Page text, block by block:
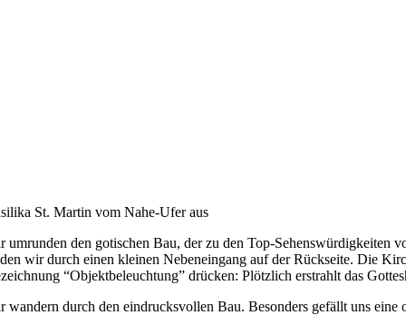
St. Martin vom Nahe-Ufer aus
umrunden den gotischen Bau, der zu den Top-Sehenswürdigkeiten
wir durch einen kleinen Nebeneingang auf der Rückseite. Die
“Objektbeleuchtung” drücken: Plötzlich erstrahlt das
wandern durch den eindrucksvollen Bau. Besonders gefällt uns